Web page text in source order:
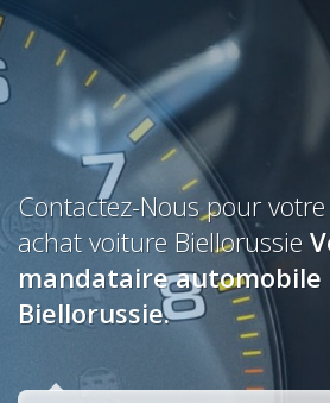
Contactez-Nous pour votre
achat voiture Biellorussie
mandataire automobile
Biellorussie.